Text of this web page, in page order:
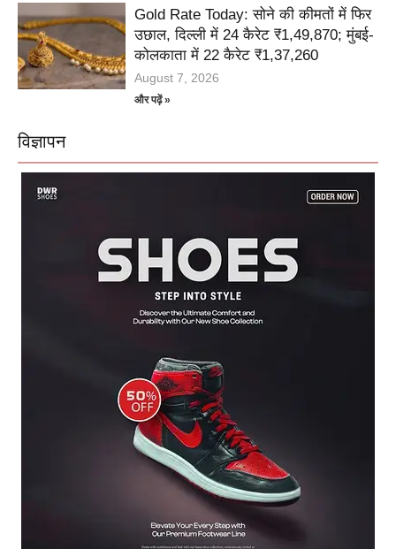
Gold Rate Today: सोने की कीमतों में फिर
उछाल, दिल्ली में 24 कैरेट ₹1,49,870; मुंबई-
कोलकाता में 22 कैरेट ₹1,37,260
August 7, 2026
और पढ़ें »
विज्ञापन